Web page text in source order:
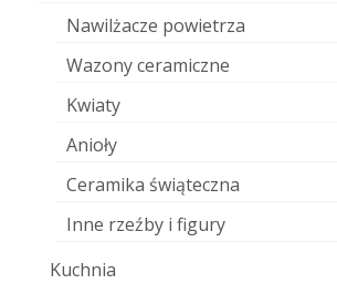
Nawilżacze powietrza
Wazony ceramiczne
Kwiaty
Anioły
Ceramika świąteczna
Inne rzeźby i figury
Kuchnia